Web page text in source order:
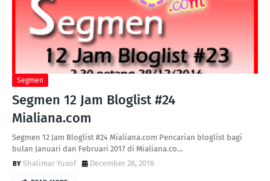
Segmen
Segmen 12 Jam Bloglist #24
Mialiana.com
Segmen 12 Jam Bloglist #24 Mialiana.com Pencarian bloglist bagi
bulan Januari dan Februari 2017 di Mialiana.co…
Shalimar Yusof
December 28, 2016